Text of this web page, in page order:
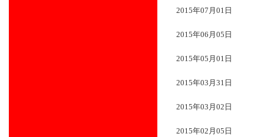
2015年07月01日
2015年06月05日
2015年05月01日
2015年03月31日
2015年03月02日
2015年02月05日